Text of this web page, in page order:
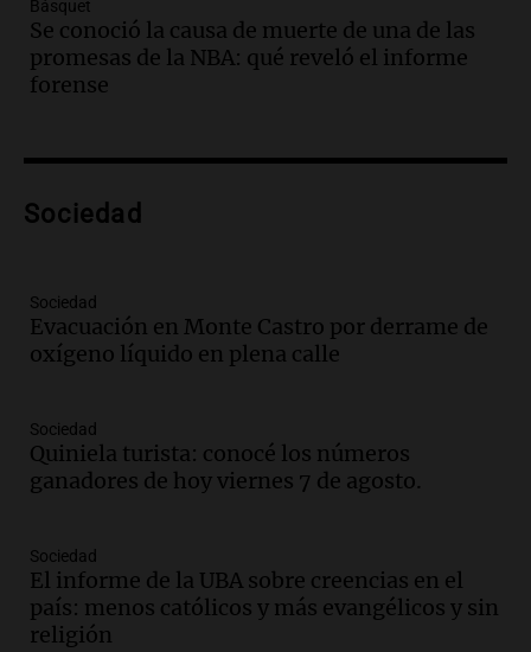
Audio.
edificios y una casa del estudiante para
jóvenes de la región
Panorama Federal
Audio.Preparativos finales para la gran
Bulaya este sábado
Audio.
Congreso y evacuación por derrame de
oxígeno en Montecastro
Audio.
Río Gallegos reporta frío extremo
y llega avión para escuelas de la décima
brigada aérea
Episodios
Audio. La justicia reconoce al COVID
como enfermedad laboral tras la muerte
de un docente
Básquet
Se conoció la causa de muerte de una de las
promesas de la NBA: qué reveló el informe
forense
Sociedad
Sociedad
Evacuación en Monte Castro por derrame de
oxígeno líquido en plena calle
Sociedad
Quiniela turista: conocé los números
ganadores de hoy viernes 7 de agosto.
Sociedad
El informe de la UBA sobre creencias en el
país: menos católicos y más evangélicos y sin
religión